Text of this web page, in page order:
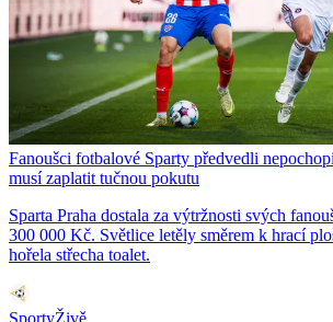
Fanoušci fotbalové Sparty předvedli
musí zaplatit tučnou pokutu
Sparta Praha dostala za výtržnosti svých
300 000 Kč. Světlice letěly směrem k hrací
hořela střecha toalet.
SportyŽivě